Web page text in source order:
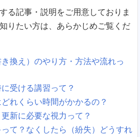
る記事・説明をご用意しておりま
りたい方は、あらかじめご覧くだ
換え）のやり方・方法や流れっ
受ける講習って？
れくらい時間がかかるの？
新に必要な視力って？
て？なくしたら（紛失）どうすれ